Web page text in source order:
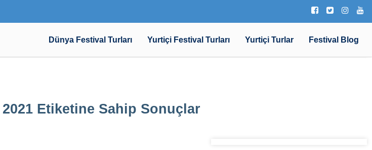
Dünya Festival Turları Yurtiçi Festival Turları Yurtiçi Turlar Festival Blog
Etiketine Sahip Sonuçlar